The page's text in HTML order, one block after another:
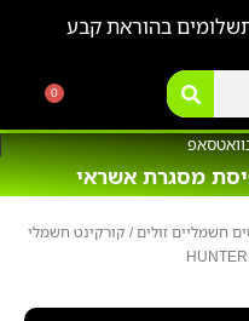
0
חשמליים זולים/ קורקינט חשמלי